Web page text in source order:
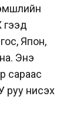
гээд
Япон,
Энэ
сараас
руу нисэх